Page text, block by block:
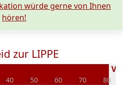
würde gerne von Ihnen
hören!
zur LIPPE
40 50 60 70 80